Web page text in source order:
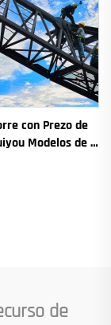
con Prezo de
Modelos de 4
de